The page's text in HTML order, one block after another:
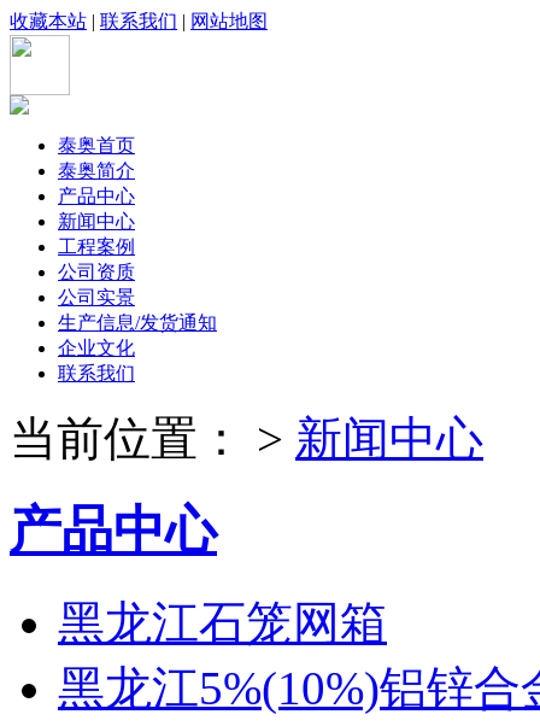
收藏本站 | 联系我们 | 网站地图
泰奥首页
泰奥简介
产品中心
新闻中心
工程案例
公司资质
公司实景
生产信息/发货通知
企业文化
联系我们
当前位置： > 新闻中心
产品中心
黑龙江石笼网箱
黑龙江5%(10%)铝锌合